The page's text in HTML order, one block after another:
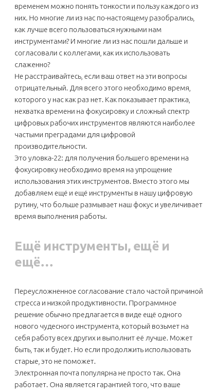
временем можно понять тонкости и пользу каждого из
них. Но многие ли из нас по-настоящему разобрались,
как лучше всего пользоваться нужными нам
инструментами? И многие ли из нас пошли дальше и
согласовали с коллегами, как их использовать
слаженно?
Не расстраивайтесь, если ваш ответ на эти вопросы
отрицательный. Для всего этого необходимо время,
которого у нас как раз нет. Как показывает практика,
нехватка времени на фокусировку и сложный спектр
цифровых рабочих инструментов являются наиболее
частыми преградами для цифровой
производительности.
Это уловка-22: для получения большего времени на
фокусировку необходимо время на упрощение
использования этих инструментов. Вместо этого мы
добавляем ещё и ещё инструменты в нашу цифровую
рутину, что больше размывает наш фокус и увеличивает
время выполнения работы.
Ещё инструменты, ещё и
ещё…
Переусложненное согласование стало частой причиной
стресса и низкой продуктивности. Программное
решение обычно предлагается в виде ещё одного
нового чудесного инструмента, который возьмет на
себя работу всех других и выполнит её лучше. Может
быть, так и будет. Но если продолжить использовать
старые, это не поможет.
Электронная почта популярна не просто так. Она
работает. Она является гарантией того, что ваше